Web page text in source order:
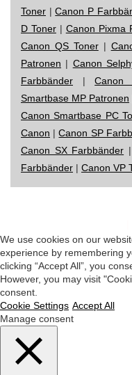
Toner |Canon P
D Toner| Canon Pixma
Canon QS Toner|
Patronen | Canon
Farbbänder |Canon
Smartbase MP Patronen
Canon Smartbase PC
Canon |Canon SP
Canon SX Farbbänder
Farbbänder | Canon VP
We use cookies on our
experience by remembering
clicking “Accept All”, you
However, you may visit
consent.
Cookie Settings Accept All
Manage consent